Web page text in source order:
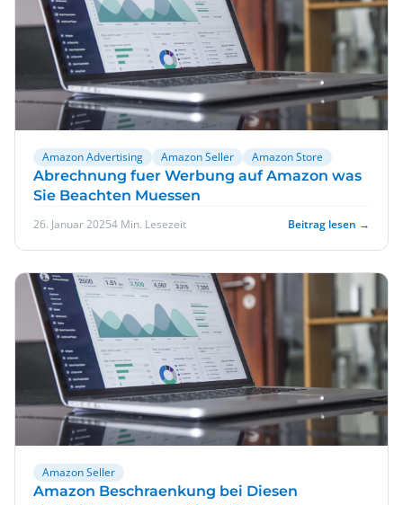
Amazon Advertising Amazon Seller Amazon Store
Abrechnung fuer Werbung auf Amazon was
Sie Beachten Muessen
26. Januar 20254 Min. Lesezeit Beitrag lesen →
Amazon Seller
Amazon Beschraenkung bei Diesen